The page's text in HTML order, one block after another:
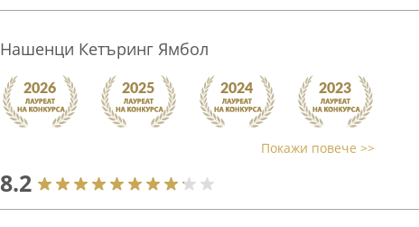
Нашенци Кетъринг Ямбол
Покажи повече >>
8.2